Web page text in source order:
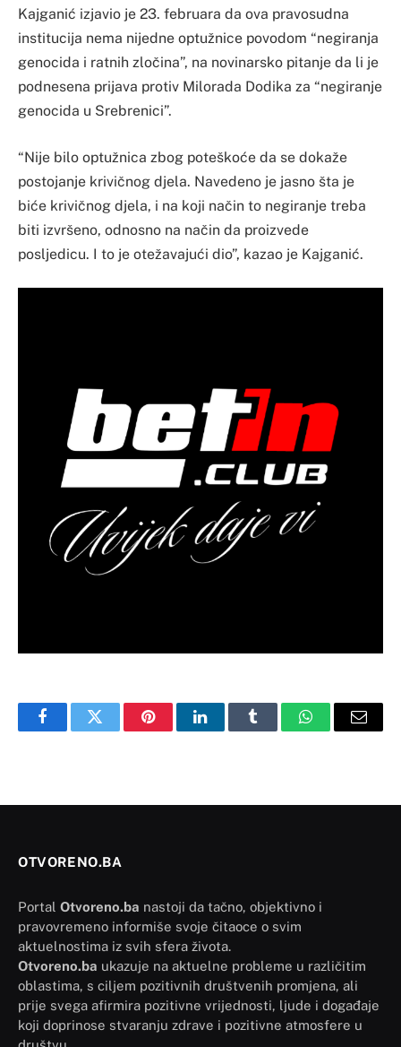
Kajganić izjavio je 23. februara da ova pravosudna
institucija nema nijedne optužnice povodom “negiranja
genocida i ratnih zločina”, na novinarsko pitanje da li je
podnesena prijava protiv Milorada Dodika za “negiranje
genocida u Srebrenici”.
“Nije bilo optužnica zbog poteškoće da se dokaže
postojanje krivičnog djela. Navedeno je jasno šta je
biće krivičnog djela, i na koji način to negiranje treba
biti izvršeno, odnosno na način da proizvede
posljedicu. I to je otežavajući dio”, kazao je Kajganić.
FacebookTwitter PinterestLinkedInTumblr WhatsAppEmail
OTVORENO.BA
Portal Otvoreno.ba nastoji da tačno, objektivno i
pravovremeno informiše svoje čitaoce o svim
aktuelnostima iz svih sfera života.
Otvoreno.ba ukazuje na aktuelne probleme u različitim
oblastima, s ciljem pozitivnih društvenih promjena, ali
prije svega afirmira pozitivne vrijednosti, ljude i događaje
koji doprinose stvaranju zdrave i pozitivne atmosfere u